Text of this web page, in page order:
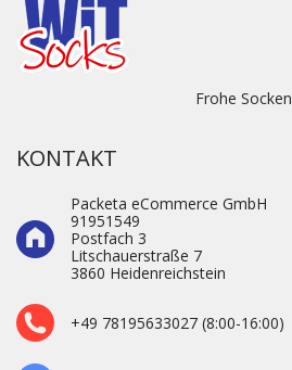
Frohe Socken
KONTAKT
Packeta eCommerce GmbH
91951549
Postfach 3
Litschauerstraße 7
3860 Heidenre­ichstein
+49 78195633027 (8:00-16:00)